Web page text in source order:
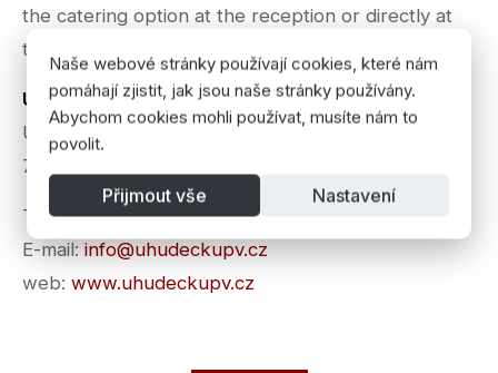
the catering option at the reception or directly at
the contacts listed below.
U Hudečků restaurant and pub
U Stadiónu 1
796 01 Prostějov
Tel.: +420 582 333 173
E-mail: info@uhudeckupv.cz
web: www.uhudeckupv.cz
Naše webové stránky používají cookies, které nám
pomáhají zjistit, jak jsou naše stránky používány.
Abychom cookies mohli používat, musíte nám to
povolit.
Přijmout vše Nastavení